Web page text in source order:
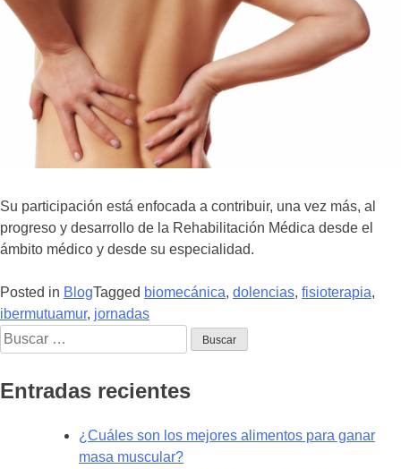
Su participación está enfocada a contribuir, una vez más, al
progreso y desarrollo de la Rehabilitación Médica desde el
ámbito médico y desde su especialidad.
Posted in BlogTagged biomecánica, dolencias, fisioterapia,
ibermutuamur, jornadas
Buscar:
Entradas recientes
¿Cuáles son los mejores alimentos para ganar
masa muscular?